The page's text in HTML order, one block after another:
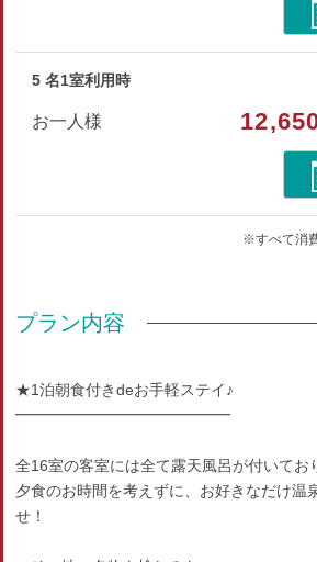
5 名1室利用時
お一人様
※すべて消
プラン内容
★1泊朝食付きdeお手軽ステイ♪
━━━━━━━━━━━━━━
全16室の客室には全て露天風呂が付いてお
夕食のお時間を考えずに、お好きなだけ温
せ！